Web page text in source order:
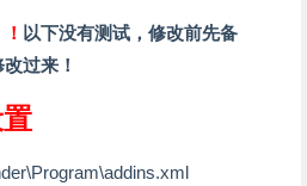
以下没有测试，修改前先备
过来！